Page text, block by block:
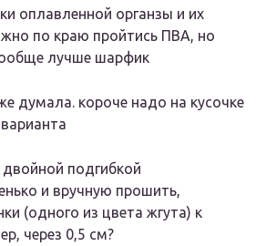
оплавленной органзы и их
по краю пройтись ПВА, но
лучше шарфик
думала. короче надо на кусочке
подгибкой
и вручную прошить,
(одного из цвета жгута) к
через 0,5 см?